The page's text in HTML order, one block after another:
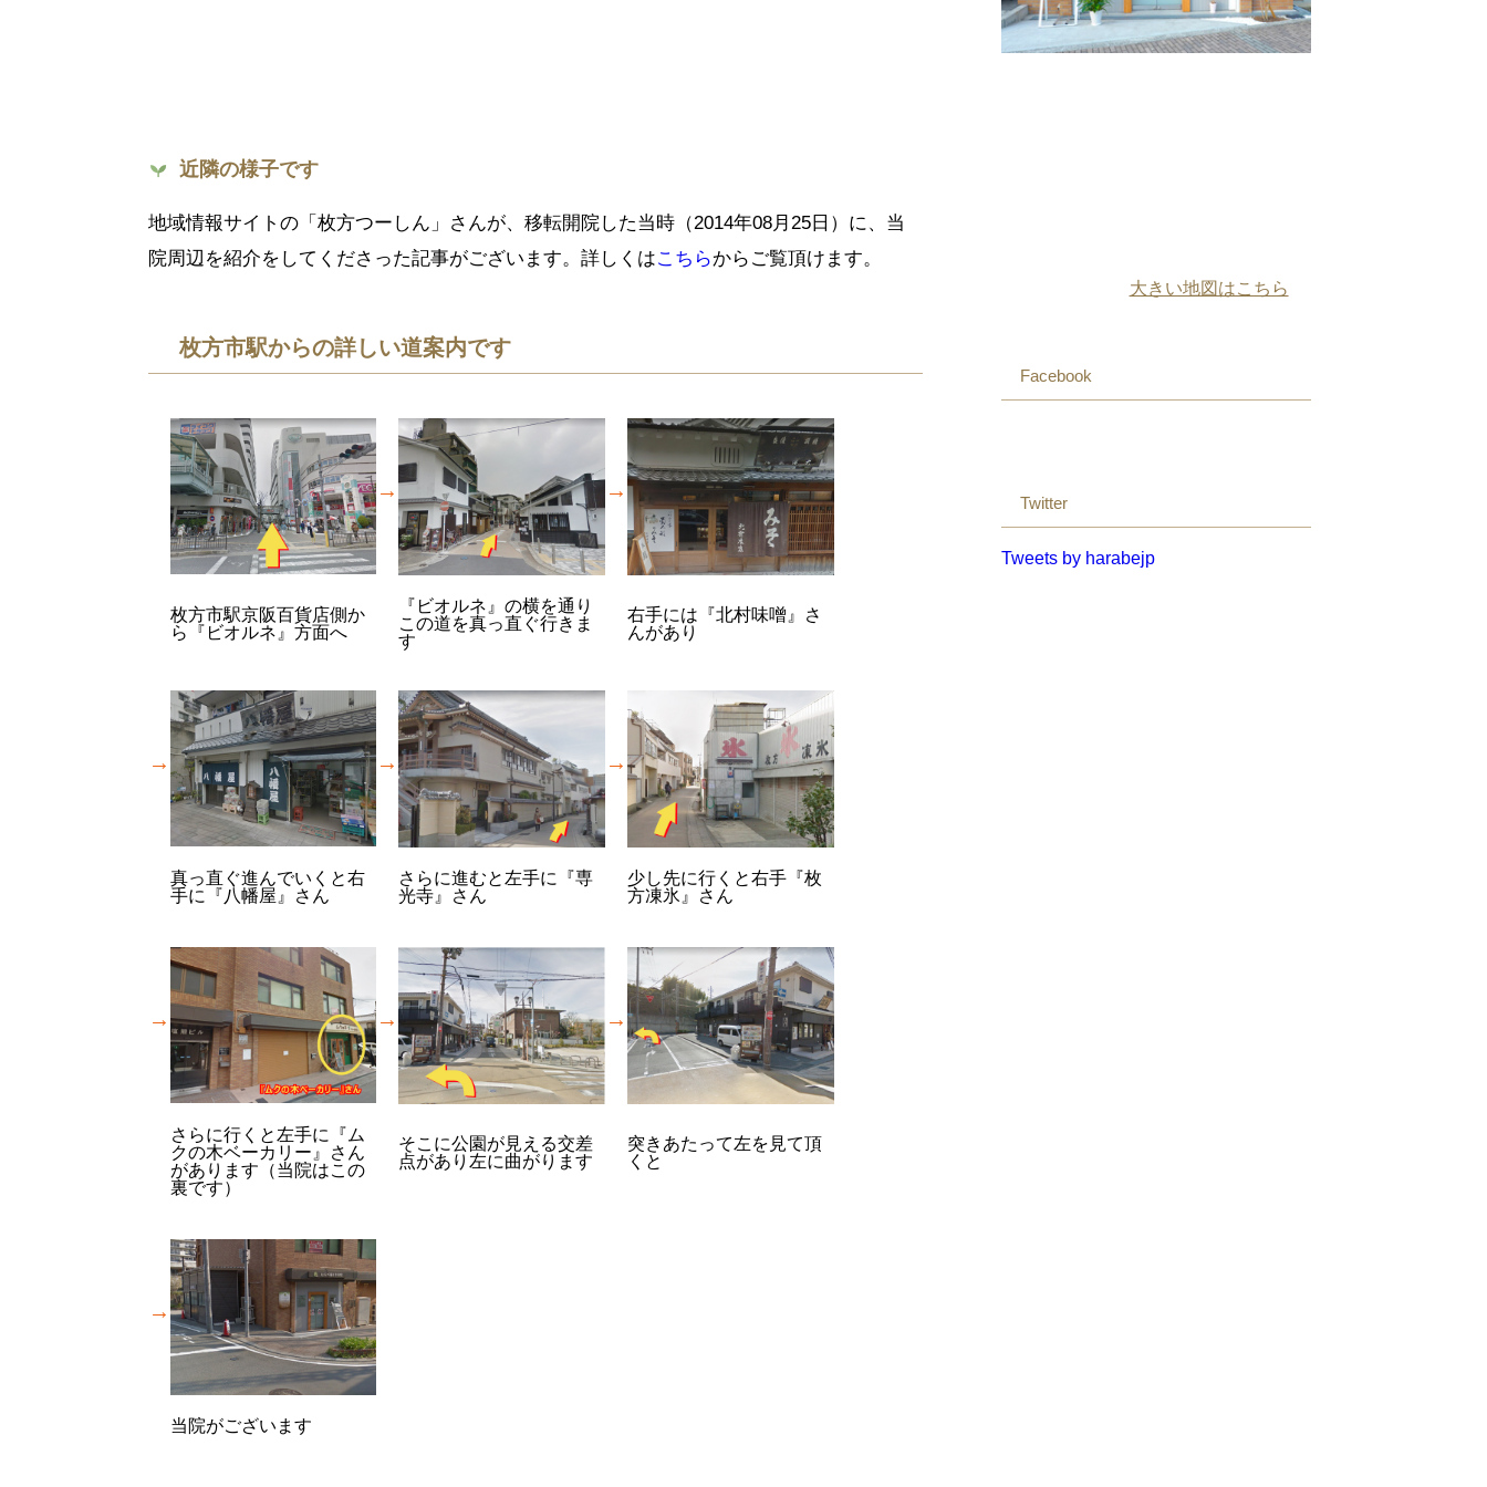
近隣の様子です
地域情報サイトの「枚方つーしん」さんが、移転開院した当時（2014年08月25日）に、当
院周辺を紹介をしてくださった記事がございます。詳しくはこちらからご覧頂けます。
枚方市駅からの詳しい道案内です
→ →
枚方市駅京阪百貨店側か
ら『ビオルネ』方面へ
『ビオルネ』の横を通り
この道を真っ直ぐ行きま
す
右手には『北村味噌』さ
んがあり
→ → →
真っ直ぐ進んでいくと右
手に『八幡屋』さん
さらに進むと左手に『専
光寺』さん
少し先に行くと右手『枚
方凍氷』さん
→ → →
さらに行くと左手に『ム
クの木ベーカリー』さん
があります（当院はこの
裏です）
そこに公園が見える交差
点があり左に曲がります
突きあたって左を見て頂
くと
→
当院がございます
大きい地図はこちら
Facebook
Twitter
Tweets by harabejp